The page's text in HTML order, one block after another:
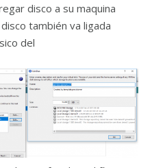
disco a su maquina
también va ligada
del